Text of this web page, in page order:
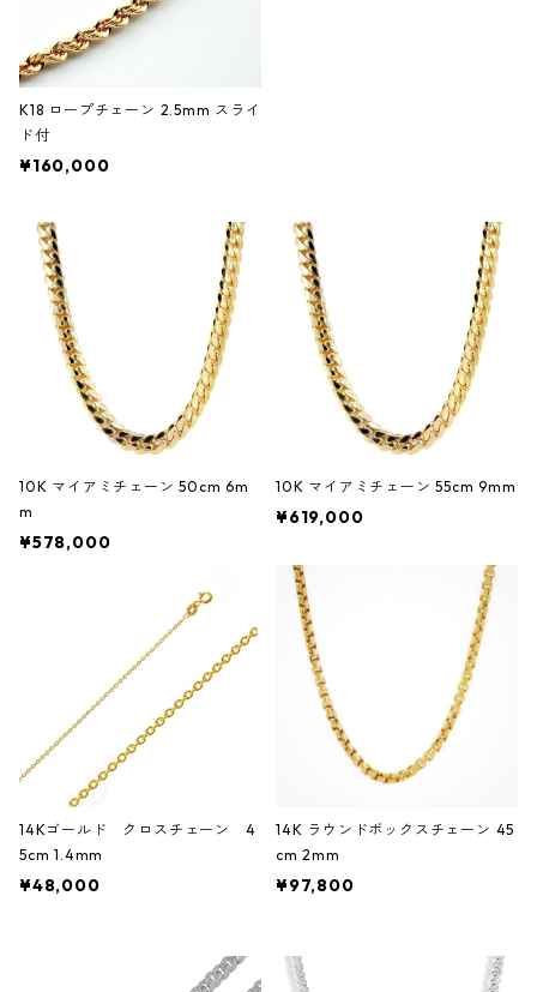
K18 ロープチェーン 2.5mm スライ
ド付
¥160,000
10K マイアミチェーン 50cm 6m
m
¥578,000
10K マイアミチェーン 55cm 9mm
¥619,000
14Kゴールド クロスチェーン 4
5cm 1.4mm
¥48,000
14K ラウンドボックスチェーン 45
cm 2mm
¥97,800